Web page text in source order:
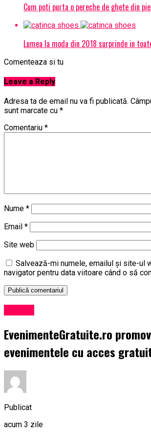
Cum poti purta o pereche de ghete din
Lumea la moda din 2018 surprinde in
Comenteaza si tu
Leave a Reply
Adresa ta de email nu va fi publicată.
sunt marcate cu *
Comentariu *
Nume *
Email *
Site web
Salvează-mi numele, emailul și site-ul
navigator pentru data viitoare când o să
EvenimenteGratuite.ro
evenimentele cu acces
Publicat
acum 3 zile